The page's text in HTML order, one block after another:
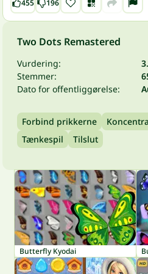
455 196
Two Dots Remastered
Vurdering:
Stemmer:
Dato for offentliggørelse:
Forbind prikkerne
Tænkespil
Tilslut
Butterfly Kyodai